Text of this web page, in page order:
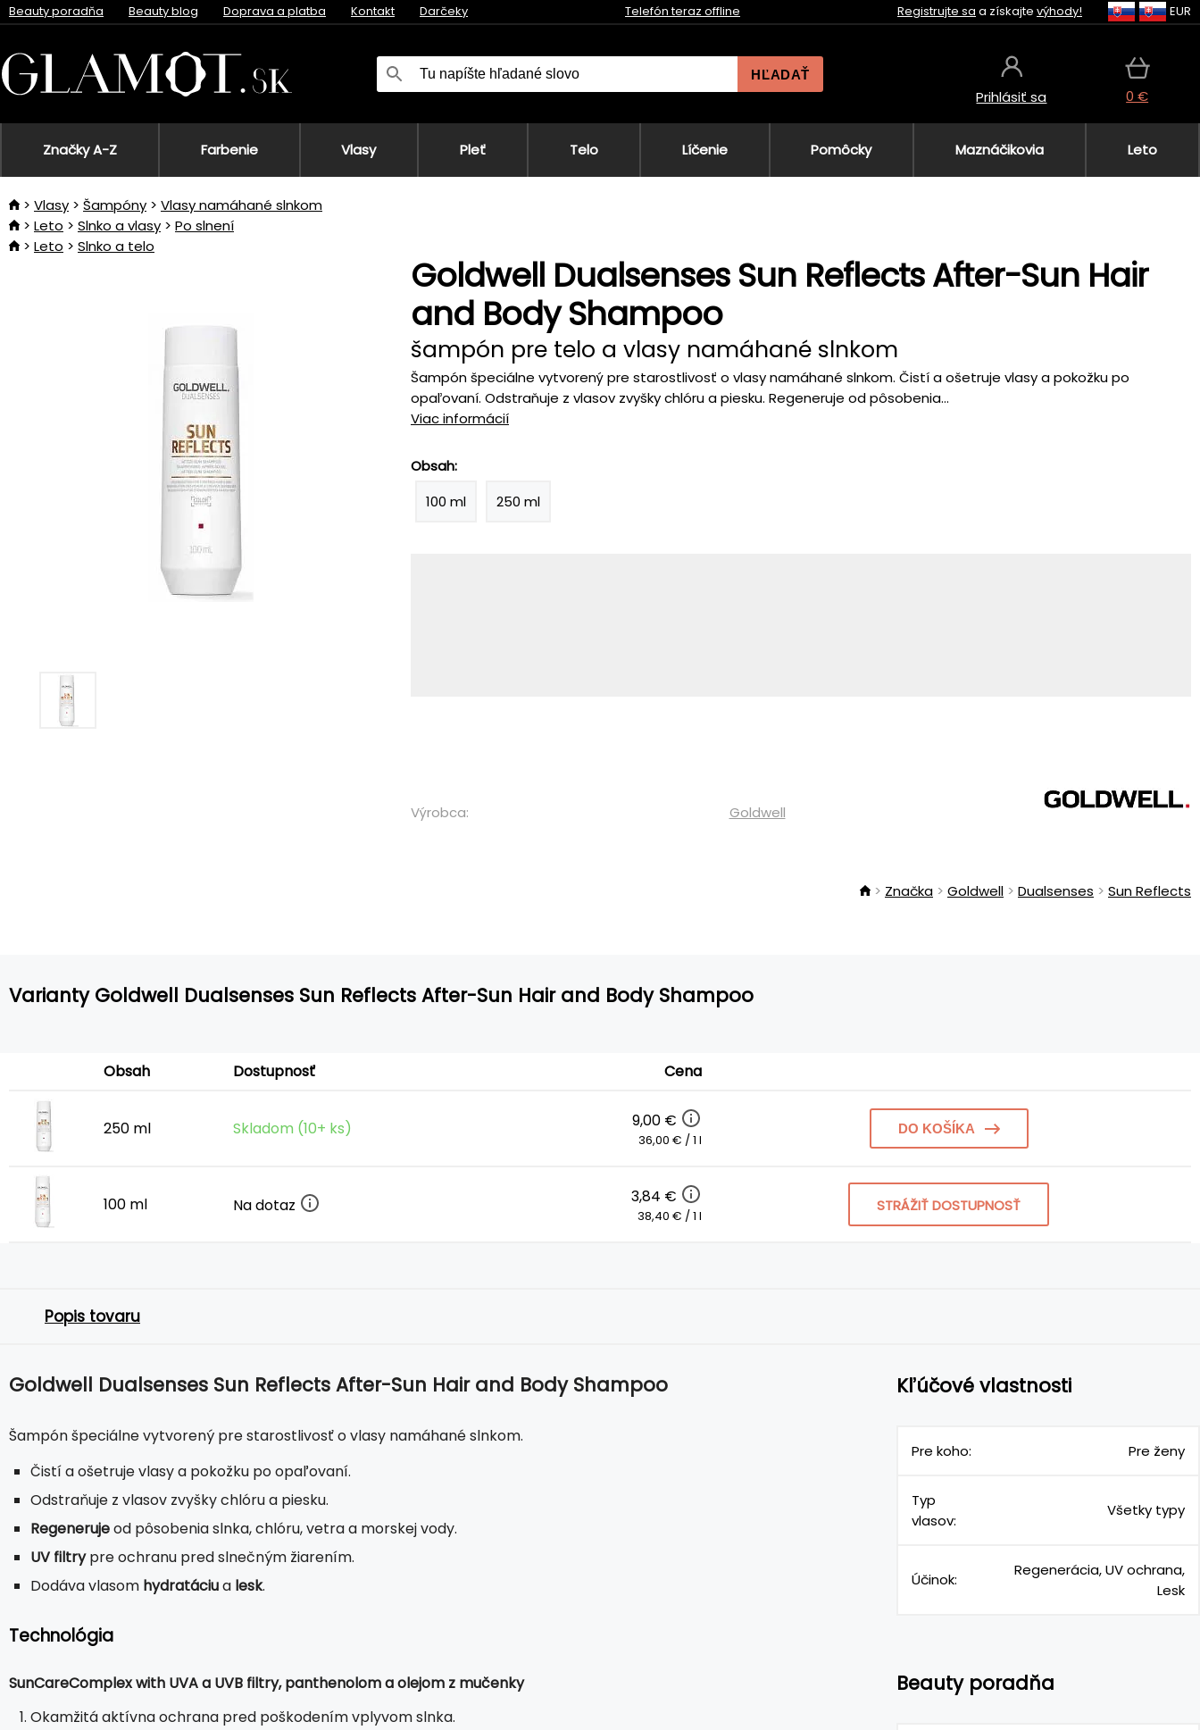
Beauty poradňa Beauty blog Doprava a platba Kontakt Darčeky Telefón teraz offline Registrujte sa a získajte výhody! EUR
HĽADAŤ
Prihlásiť sa 0 €
Značky A-Z Farbenie Vlasy Pleť Telo Líčenie Pomôcky Maznáčikovia Leto
Vlasy Šampóny
Vlasy namáhané slnkom
Leto
Slnko a vlasy
Po slnení
Leto
Slnko a telo
Goldwell Dualsenses Sun Reflects After-Sun Hair
and Body Shampoo
šampón pre telo a vlasy namáhané slnkom
Šampón špeciálne vytvorený pre starostlivosť o vlasy namáhané slnkom. Čistí a ošetruje vlasy a pokožku po
opaľovaní. Odstraňuje z vlasov zvyšky chlóru a piesku. Regeneruje od pôsobenia...
Viac informácií
Obsah:
100 ml
250 ml
Výrobca: Goldwell
Značka Goldwell Dualsenses Sun Reflects
Varianty Goldwell Dualsenses Sun Reflects After-Sun Hair and Body Shampoo
Obsah Dostupnosť Cena
250 ml Skladom (10+ ks) 9,00 €
36,00 € / 1 l
DO KOŠÍKA
100 ml Na dotaz 3,84 €
38,40 € / 1 l
STRÁŽIŤ DOSTUPNOSŤ
Popis tovaru
Goldwell Dualsenses Sun Reflects After-Sun Hair and Body Shampoo
Šampón špeciálne vytvorený pre starostlivosť o vlasy namáhané slnkom.
Čistí a ošetruje vlasy a pokožku po opaľovaní.
Odstraňuje z vlasov zvyšky chlóru a piesku.
Regenerujeod pôsobenia slnka, chlóru, vetra a morskej vody.
UV filtrypre ochranu pred slnečným žiarením.
Dodáva vlasom hydratáciua lesk.
Technológia
SunCareComplex with UVA a UVB filtry, panthenolom a olejom z mučenky
Okamžitá aktívna ochrana pred poškodením vplyvom slnka.
Kľúčové vlastnosti
Pre koho: Pre ženy
Typ
vlasov:
Všetky typy
Účinok:
Regenerácia, UV ochrana,
Lesk
Beauty poradňa